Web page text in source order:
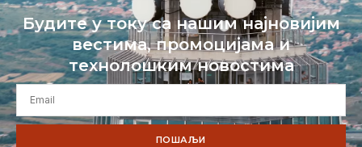
Будите у току са нашим најновијим
вестима, промоцијама и
технолошким новостима
ПОШАЉИ